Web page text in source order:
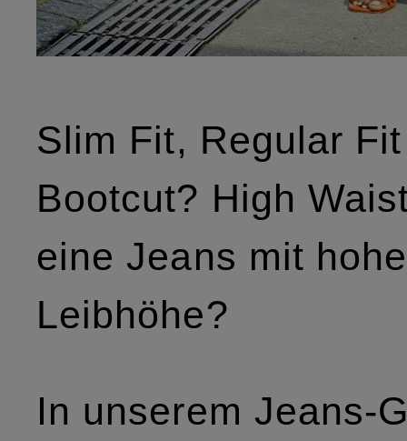
Slim Fit, Regular
Bootcut? High
eine Jeans mit
Leibhöhe?
In unserem Jeans-